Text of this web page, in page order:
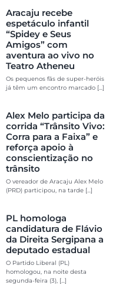
Aracaju recebe
espetáculo infantil
“Spidey e Seus
Amigos” com
aventura ao vivo no
Teatro Atheneu
Os pequenos fãs de super-heróis
já têm um encontro marcado [...]
Alex Melo participa da
corrida “Trânsito Vivo:
Corra para a Faixa” e
reforça apoio à
conscientização no
trânsito
O vereador de Aracaju Alex Melo
(PRD) participou, na tarde [...]
PL homologa
candidatura de Flávio
da Direita Sergipana a
deputado estadual
O Partido Liberal (PL)
homologou, na noite desta
segunda-feira (3), [...]